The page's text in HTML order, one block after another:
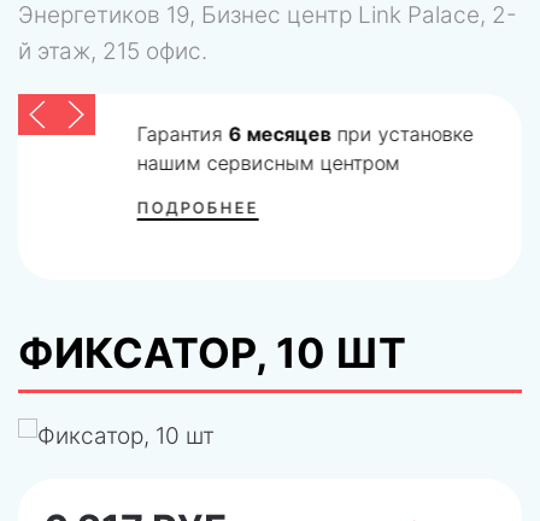
Энергетиков 19, Бизнес центр Link Palace, 2-
й этаж, 215 офис.
Гарантия 6 месяцевпри установке
нашим сервисным центром
ПОДРОБНЕЕ
ФИКСАТОР, 10 ШТ